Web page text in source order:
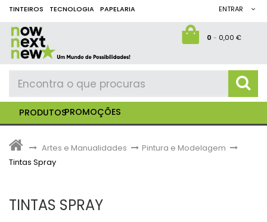
TINTEIROS TECNOLOGIA PAPELARIA ENTRAR
0- 0,00 €
PRODUTOSPROMOÇÕES
> Artes e Manualidades > Pintura e Modelagem >
Tintas Spray
TINTAS SPRAY